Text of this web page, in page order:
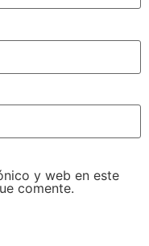
y web en este
comente.